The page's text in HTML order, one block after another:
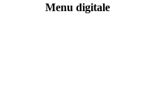
Menu digitale